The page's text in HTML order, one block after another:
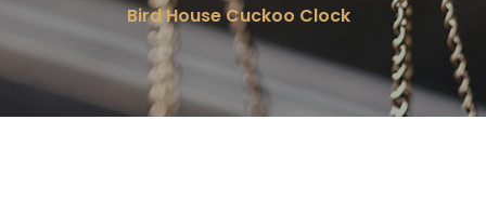
Bird House Cuckoo Clock